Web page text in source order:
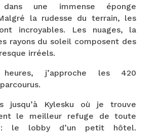
dans une immense éponge
la rudesse du terrain, les
incroyables. Les nuages, la
rayons du soleil composent des
irréels.
j’approche les 420
jusqu’à Kylesku où je trouve
le meilleur refuge de toute
: le lobby d’un petit hôtel.